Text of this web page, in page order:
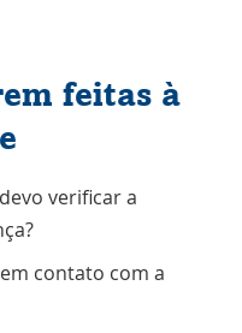
feitas à
verificar a
contato com a